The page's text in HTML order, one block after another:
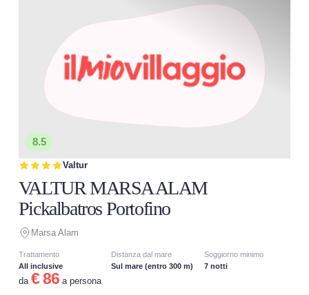
8.5
Valtur
VALTUR MARSA ALAM
Pickalbatros Portofino
Marsa Alam
Trattamento
All inclusive
Distanza dal mare
Sul mare (entro 300 m)
Soggiorno minimo
7 notti
da € 86 a persona